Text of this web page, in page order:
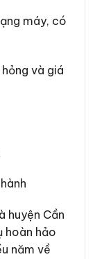
máy, có
và giá
huyện Cần
hoàn hảo
năm về